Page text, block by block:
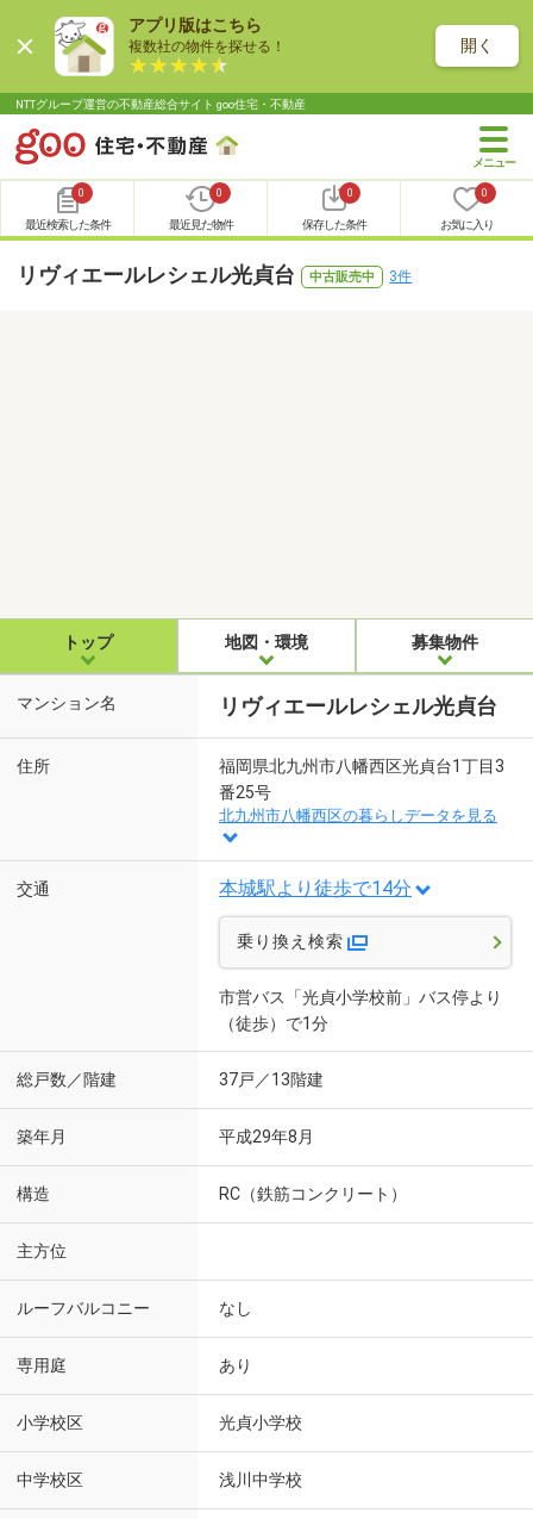
アプリ版はこちら
複数社の物件を探せる！ 開く
NTTグループ運営の不動産総合サイト goo住宅・不動産
0
最近検索した条件
0
最近見た物件
0
保存した条件
0
お気に入り
リヴィエールレシェル光貞台 中古販売中 3件
トップ 地図・環境 募集物件
マンション名 リヴィエールレシェル光貞台
住所
福岡県北九州市八幡西区光貞台1丁目3
番25号
北九州市八幡西区の暮らしデータを見る
交通 本城駅より徒歩で14分
乗り換え検索
市営バス「光貞小学校前」バス停より
（徒歩）で1分
総戸数／階建 37戸／13階建
築年月 平成29年8月
構造 RC（鉄筋コンクリート）
主方位
ルーフバルコニー なし
専用庭 あり
小学校区 光貞小学校
中学校区 浅川中学校